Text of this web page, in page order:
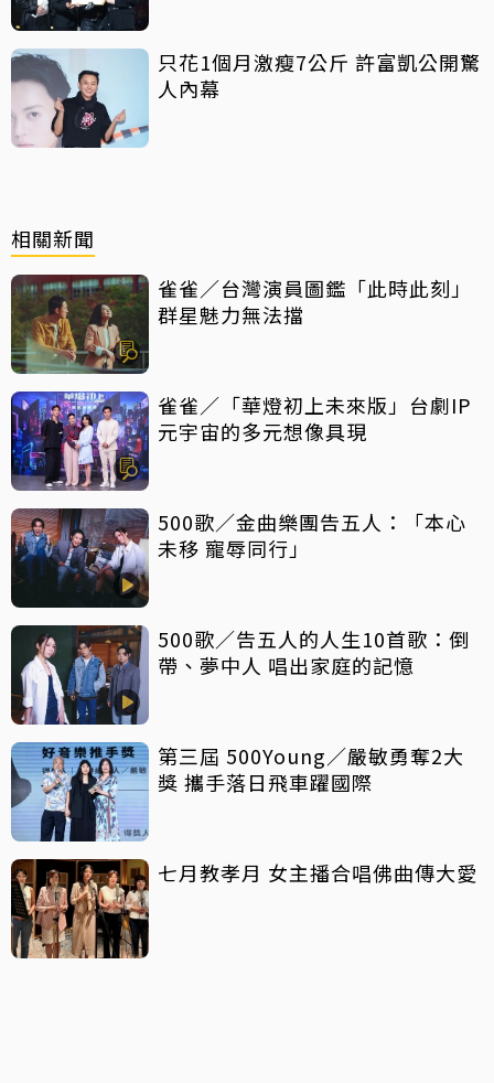
只花1個月激瘦7公斤 許富凱公開驚
人內幕
相關新聞
雀雀／台灣演員圖鑑「此時此刻」
群星魅力無法擋
雀雀／「華燈初上未來版」台劇IP
元宇宙的多元想像具現
500歌／金曲樂團告五人：「本心
未移 寵辱同行」
500歌／告五人的人生10首歌：倒
帶、夢中人 唱出家庭的記憶
第三屆 500Young／嚴敏勇奪2大
獎 攜手落日飛車躍國際
七月教孝月 女主播合唱佛曲傳大愛